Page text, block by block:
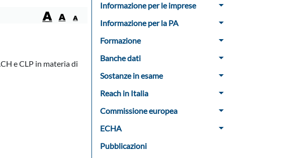
e CLP in materia di
Informazione per le imprese
Informazione per la PA
Formazione
Banche dati
Sostanze in esame
Reach in Italia
Commissione europea
ECHA
Pubblicazioni